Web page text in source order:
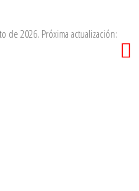
de 2026. Próxima actualización: